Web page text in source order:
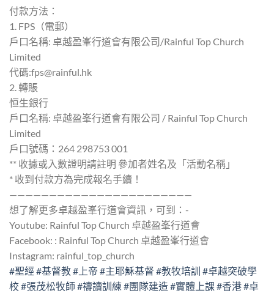
付款方法：
1.⁠ ⁠FPS（電郵）
戶口名稱: 卓越盈峯行道會有限公司/Rainful Top Church
Limited
代碼:fps@rainful.hk
2.⁠ ⁠⁠轉賬
恒生銀行
戶口名稱: 卓越盈峯行道會有限公司 / Rainful Top Church
Limited
戶口號碼：264 298753 001
** 收據或入數證明請註明 參加者姓名及「活動名稱」
* 收到付款方為完成報名手續！
———————————————————————
想了解更多卓越盈峯行道會資訊，可到：-
Youtube: Rainful Top Church 卓越盈峯行道會
Facebook: : Rainful Top Church 卓越盈峯行道會
Instagram: rainful_top_church
#聖經#基督教#上帝 #主耶穌基督 #教牧培訓 #卓越突破學
校#張茂松牧師#禱讀訓練#團隊建造 #實體上課#香港#卓